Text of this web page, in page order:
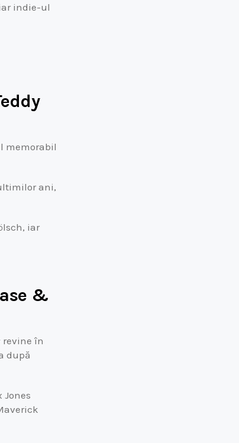
indie-ul
memorabil
ani,
iar
&
revine în
după
Jones